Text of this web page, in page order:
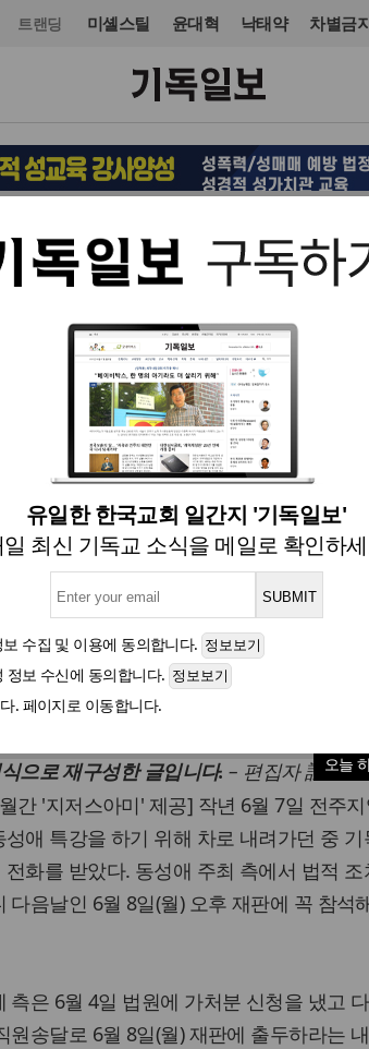
트랜딩 미셸스틸 윤대혁 낙태약 차별금
유일한 한국교회 일간지 '기독일보'
일 최신 기독교 소식을 메일로 확인하
수집 및 이용에 동의합니다.
정보 수신에 동의합니다.
. 페이지로 이동합니다.
오늘
교회일반 교회 입력 2016. 06. 07 17:20
제사장 나라가 되
(에스더기도운동 대표·월간 JESUS
월간 '지저스아미'(JESUS ARMY) 6월
으로 재구성한 글입니다. – 편집자 註 -
간 '지저스아미' 제공] 작년 6월 7일 전주
성애 특강을 하기 위해 차로 내려가던 중
전화를 받았다. 동성애 주최 측에서 법적
다음날인 6월 8일(월) 오후 재판에 꼭 참석
측은 6월 4일 법원에 가처분 신청을 냈고
원송달로 6월 8일(월) 재판에 출두하라는